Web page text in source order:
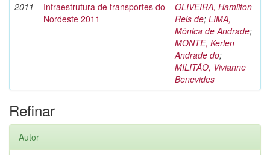
2011
Infraestrutura de transportes do
Nordeste 2011
OLIVEIRA, Hamilton
Reis de; LIMA,
Mônica de Andrade;
MONTE, Kerlen
Andrade do;
MILITÃO, Vivianne
Benevides
Refinar
Autor